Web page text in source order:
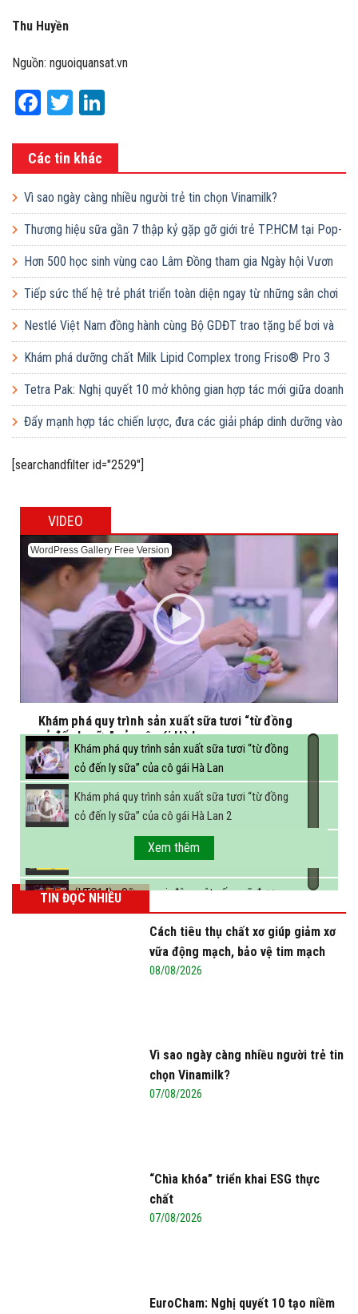
Thu Huyền
Nguồn: nguoiquansat.vn
Facebook
Twitter
Các tin khác
Vì sao ngày càng nhiều người trẻ tin chọn Vinamilk?
Thương hiệu sữa gần 7 thập kỷ gặp gỡ giới trẻ TP.HCM tại Pop-
up ‘Thưởng vị hè’
Hơn 500 học sinh vùng cao Lâm Đồng tham gia Ngày hội Vươn
cao Việt Nam
Tiếp sức thế hệ trẻ phát triển toàn diện ngay từ những sân chơi
học đường
Nestlé Việt Nam đồng hành cùng Bộ GDĐT trao tặng bể bơi và
lớp dạy bơi mô hình điểm cho học sinh tại tỉnh Bắc Ninh
Khám phá dưỡng chất Milk Lipid Complex trong Friso® Pro 3
Tetra Pak: Nghị quyết 10 mở không gian hợp tác mới giữa doanh
nghiệp FDI và doanh nghiệp Việt
Đẩy mạnh hợp tác chiến lược, đưa các giải pháp dinh dưỡng vào
[searchandfilter id="2529"]
VIDEO
WordPress Gallery Free Version
Khám phá quy trình sản xuất sữa tươi “từ đồng
cỏ đến ly sữa” của cô gái Hà Lan
Khám phá quy trình sản xuất sữa tươi “từ đồng
cỏ đến ly sữa” của cô gái Hà Lan
Khám phá quy trình sản xuất sữa tươi “từ đồng
cỏ đến ly sữa” của cô gái Hà Lan 2
FBNC - Ngành sữa hướng tới mục tiêu 3,4 tỷ lít
sữa vào năm 2025
(VTC14) - Sữa ngoại, động vật sống sẽ được
miễn thuế nhập khẩu
Xem thêm
TIN ĐỌC NHIỀU
Cách tiêu thụ chất xơ giúp giảm xơ
vữa động mạch, bảo vệ tim mạch
08/08/2026
Vì sao ngày càng nhiều người trẻ tin
chọn Vinamilk?
07/08/2026
“Chìa khóa” triển khai ESG thực
chất
07/08/2026
EuroCham: Nghị quyết 10 tạo niềm